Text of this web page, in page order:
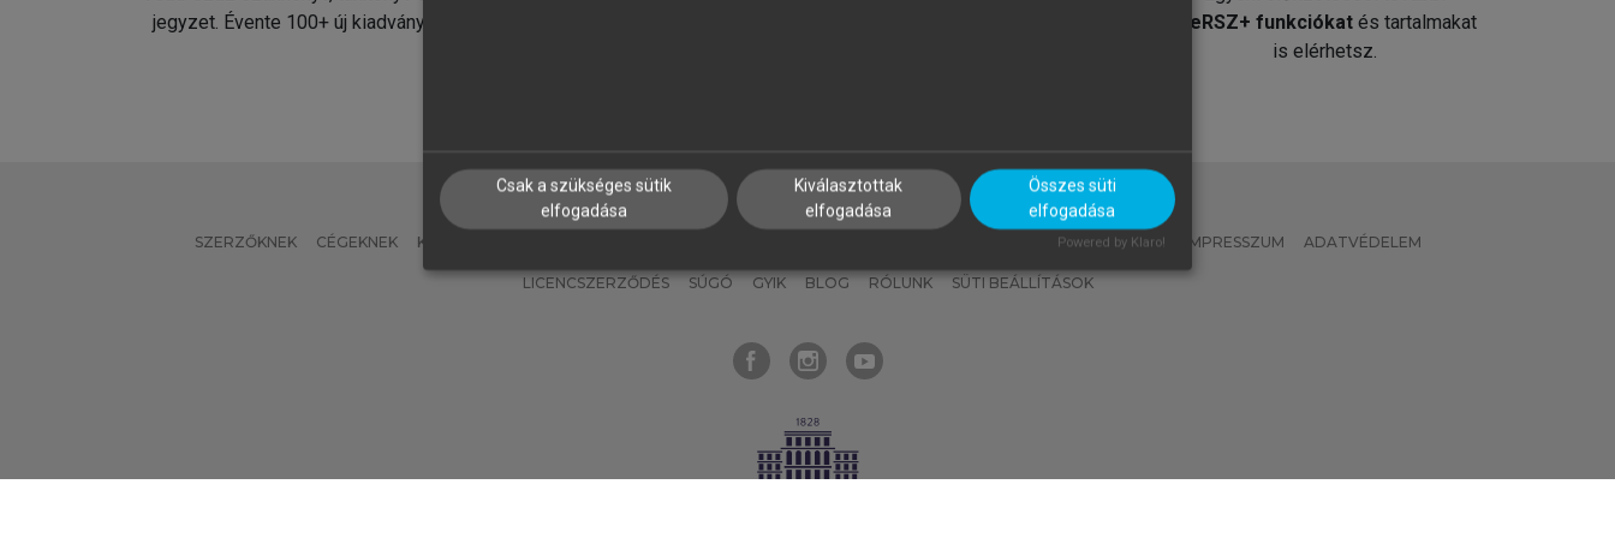
jegyzet. Évente 100+ új kiadvány.
MeRSZ+ funkciókat és tartalmakat
is elérhetsz.
SZERZŐKNEK CÉGEKNEK KÖNYVTÁROSOKNAK MI – ÁLTALÁNOS IRÁNYELVEK IMPRESSZUM ADATVÉDELEM
LICENCSZERZŐDÉS SÚGÓ GYIK BLOG RÓLUNK SÜTI BEÁLLÍTÁSOK
Csak a szükséges sütik
elfogadása
Kiválasztottak
elfogadása
Összes süti
elfogadása
Powered by Klaro!